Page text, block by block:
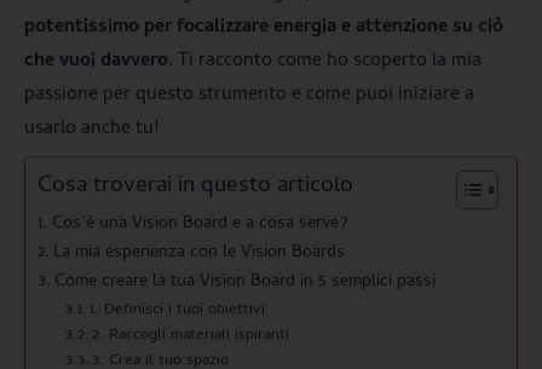
potentissimo per focalizzare energia e attenzione su ciò
che vuoi davvero. Ti racconto come ho scoperto la mia
passione per questo strumento e come puoi iniziare a
usarlo anche tu!
Cosa troverai in questo articolo
Cos’è una Vision Board e a cosa serve?
La mia esperienza con le Vision Boards
Come creare la tua Vision Board in 5 semplici passi
1. Definisci i tuoi obiettivi
2. Raccogli materiali ispiranti
3. Crea il tuo spazio